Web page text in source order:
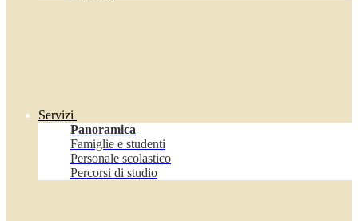
Servizi
Panoramica
Famiglie e studenti
Personale scolastico
Percorsi di studio